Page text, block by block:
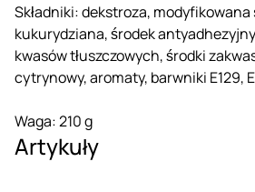
Składniki: dekstroza, modyfikowana
kukurydziana, środek
kwasów tłuszczowych, środki
cytrynowy, aromaty, barwniki E129,
Waga: 210 g
Artykuły